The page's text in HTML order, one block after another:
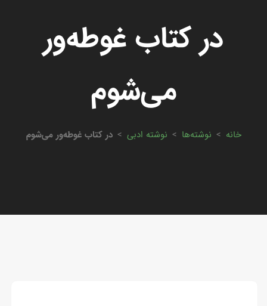
در کتاب غوطه‌ور
می‌شوم
خانه > نوشته‌ها > نوشته ادبی > در کتاب غوطه‌ور می‌شوم